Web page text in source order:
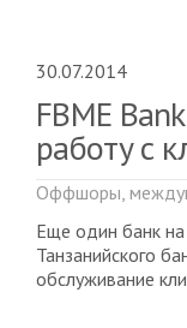
30.07.2014
FBME
работу с
Оффшоры,
Еще один банк
Танзанийского
обслуживание